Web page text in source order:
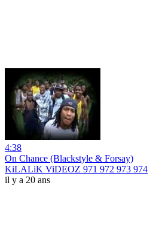
4:38
On Chance (Blackstyle & Forsay)
KiLALiK ViDEOZ 971 972 973 974
il y a 20 ans